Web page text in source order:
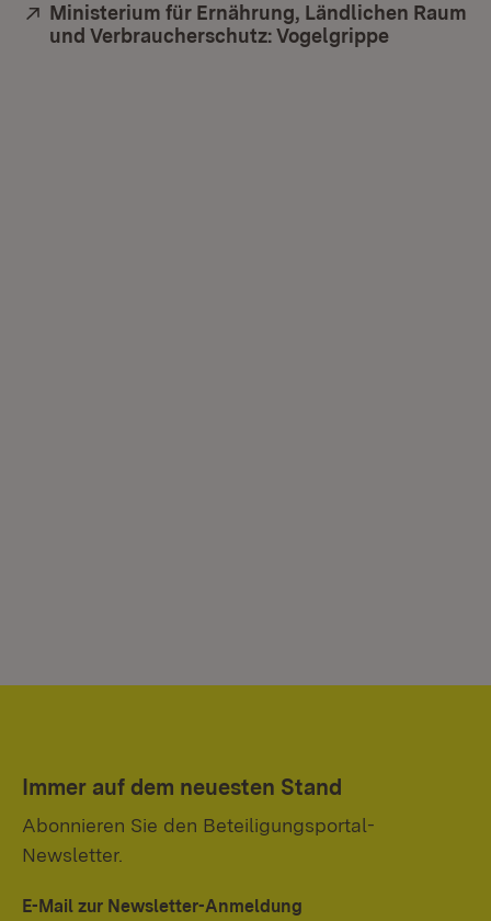
Extern:
Ministerium für Ernährung, Ländlichen Raum
und Verbraucherschutz: Vogelgrippe
Immer auf dem neuesten Stand
Abonnieren Sie den Beteiligungsportal-
Newsletter.
E-Mail zur Newsletter-Anmeldung